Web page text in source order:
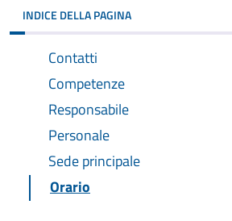
INDICE DELLA PAGINA
Contatti
Competenze
Responsabile
Personale
Sede principale
Orario